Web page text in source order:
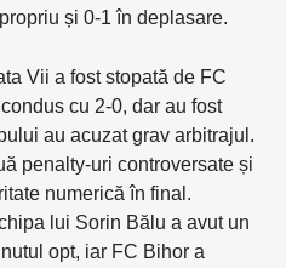
și 0-1 în deplasare.
Vii a fost stopată de FC
cu 2-0, dar au fost
au acuzat grav arbitrajul.
penalty-uri controversate și
numerică în final.
lui Sorin Bălu a avut un
opt, iar FC Bihor a